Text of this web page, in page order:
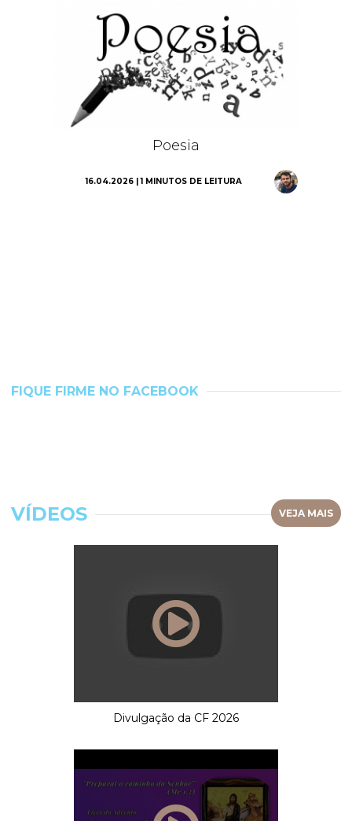
Poesia
16.04.2026 | 1 MINUTOS DE LEITURA
FIQUE FIRME NO FACEBOOK
VÍDEOS VEJA MAIS
Divulgação da CF 2026